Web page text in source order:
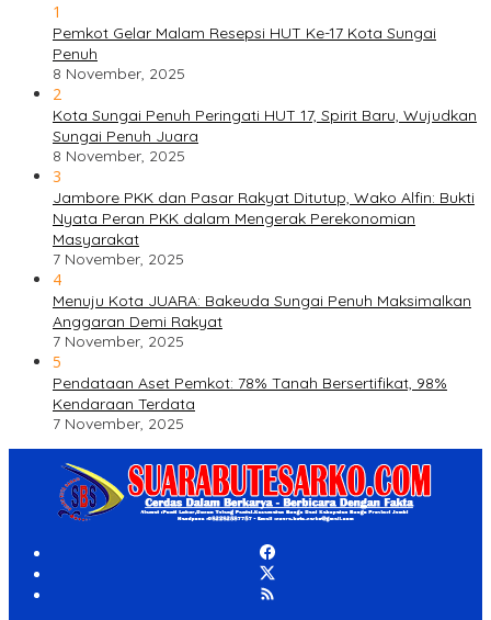
1
Pemkot Gelar Malam Resepsi HUT Ke-17 Kota Sungai
Penuh
8 November, 2025
2
Kota Sungai Penuh Peringati HUT 17, Spirit Baru, Wujudkan
Sungai Penuh Juara
8 November, 2025
3
Jambore PKK dan Pasar Rakyat Ditutup, Wako Alfin: Bukti
Nyata Peran PKK dalam Mengerak Perekonomian
Masyarakat
7 November, 2025
4
Menuju Kota JUARA: Bakeuda Sungai Penuh Maksimalkan
Anggaran Demi Rakyat
7 November, 2025
5
Pendataan Aset Pemkot: 78% Tanah Bersertifikat, 98%
Kendaraan Terdata
7 November, 2025